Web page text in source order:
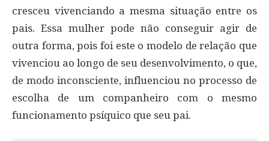
cresceu vivenciando a mesma situação entre os
pais. Essa mulher pode não conseguir agir de
outra forma, pois foi este o modelo de relação que
vivenciou ao longo de seu desenvolvimento, o que,
de modo inconsciente, influenciou no processo de
escolha de um companheiro com o mesmo
funcionamento psíquico que seu pai.